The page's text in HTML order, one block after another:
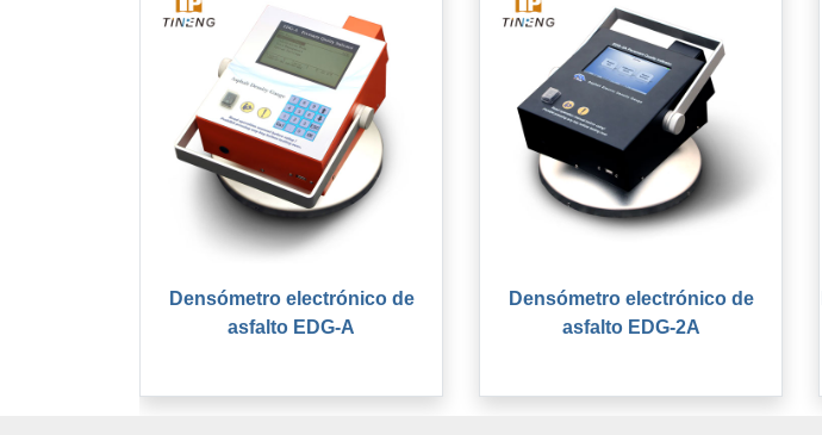
Densómetro electrónico de
asfalto EDG-A
Densómetro electrónico de
asfalto EDG-2A